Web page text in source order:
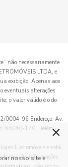
não necessariamente
LTDA, e
exibição. Apenas aos
eventuais alterações
o valor válido é o do
0004-96 Endereço: Av.
66040-170. Belém -
Eletromóveis e está
As informações
×
nosso site e